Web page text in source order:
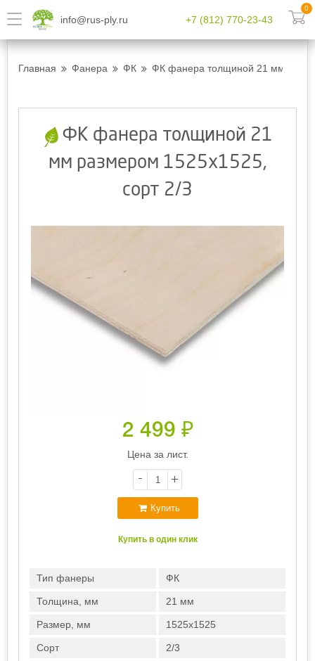
info@rus-ply.ru +7 (812) 770-23-43
0
Главная Фанера ФК ФК фанера толщиной 21 мм
ФК фанера толщиной 21
мм размером 1525х1525,
сорт 2/3
2 499 ₽
Цена за лист.
- +
Купить
Купить в один клик
Тип фанеры ФК
Толщина, мм 21 мм
Размер, мм 1525х1525
Сорт 2/3